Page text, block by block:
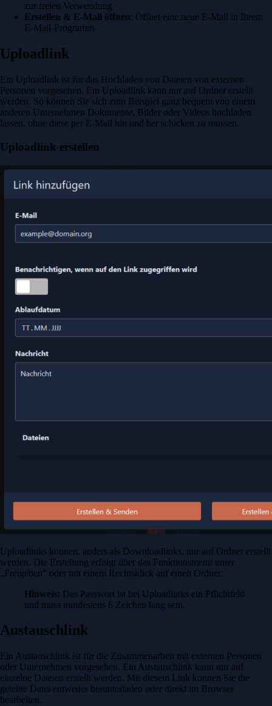
zur freien Verwendung
Erstellen & E-Mail öffnen: Öffnet eine neue E-Mail in Ihrem
E-Mail-Programm
Uploadlink
Ein Uploadlink ist für das Hochladen von Dateien von externen
Personen vorgesehen. Ein Uploadlink kann nur auf Ordner erstellt
werden. So können Sie sich zum Beispiel ganz bequem von einem
anderen Unternehmen Dokumente, Bilder oder Videos hochladen
lassen, ohne diese per E-Mail hin und her schicken zu müssen.
Uploadlink erstellen
Uploadlinks können, anders als Downloadlinks, nur auf Ordner erstellt
werden. Die Erstellung erfolgt über das Funktionsmenü unter
„Freigeben” oder mit einem Rechtsklick auf einen Ordner.
Hinweis: Das Passwort ist bei Uploadlinks ein Pflichtfeld
und muss mindestens 6 Zeichen lang sein.
Austauschlink
Ein Austauschlink ist für die Zusammenarbeit mit externen Personen
oder Unternehmen vorgesehen. Ein Austauschlink kann nur auf
einzelne Dateien erstellt werden. Mit diesem Link können Sie die
geteilte Datei entweder herunterladen oder direkt im Browser
bearbeiten.